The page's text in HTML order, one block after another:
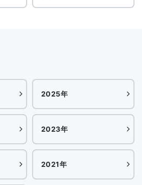
2025年
2023年
2021年